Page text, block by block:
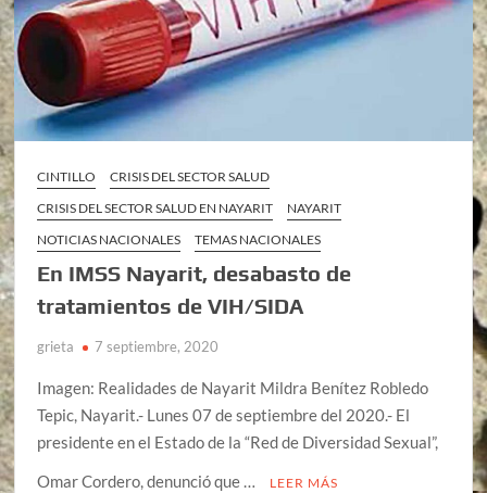
CINTILLO
CRISIS DEL SECTOR SALUD
CRISIS DEL SECTOR SALUD EN NAYARIT
NAYARIT
NOTICIAS NACIONALES
TEMAS NACIONALES
En IMSS Nayarit, desabasto de
tratamientos de VIH/SIDA
grieta 7 septiembre, 2020
Imagen: Realidades de Nayarit Mildra Benítez Robledo
Tepic, Nayarit.- Lunes 07 de septiembre del 2020.- El
presidente en el Estado de la “Red de Diversidad Sexual”,
Omar Cordero, denunció que …
LEER MÁS